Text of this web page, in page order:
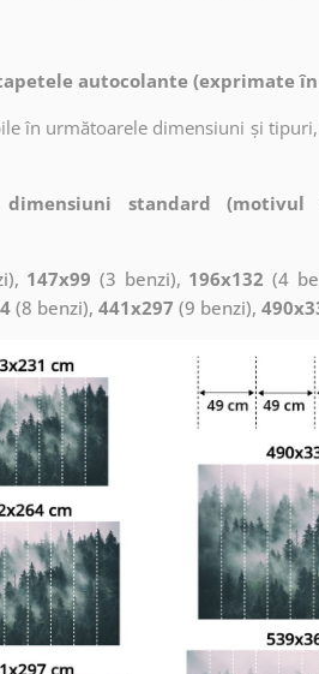
autocolante (exprimate
în următoarele dimensiuni și
standard
147x99 (3 benzi), 196x132 (4
(8 benzi), 441x297 (9 benzi),